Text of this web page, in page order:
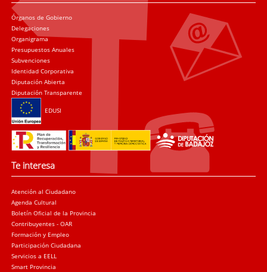
Órganos de Gobierno
Delegaciones
Organigrama
Presupuestos Anuales
Subvenciones
Identidad Corporativa
Diputación Abierta
Diputación Transparente
EDUSI
Te interesa
Atención al Ciudadano
Agenda Cultural
Boletín Oficial de la Provincia
Contribuyentes - OAR
Formación y Empleo
Participación Ciudadana
Servicios a EELL
Smart Provincia